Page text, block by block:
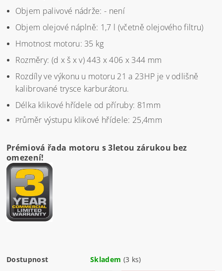
Objem palivové nádrže: - není
Objem olejové náplně: 1,7 l (včetně olejového filtru)
Hmotnost motoru: 35 kg
Rozměry: (d x š x v) 443 x 406 x 344 mm
Rozdíly ve výkonu u motoru 21 a 23HP je v odlišně
kalibrované trysce karburátoru.
Délka klikové hřídele od příruby: 81mm
Průměr výstupu klikové hřídele: 25,4mm
Prémiová řada motoru s 3letou zárukou bez
omezení!
Dostupnost Skladem (3 ks)